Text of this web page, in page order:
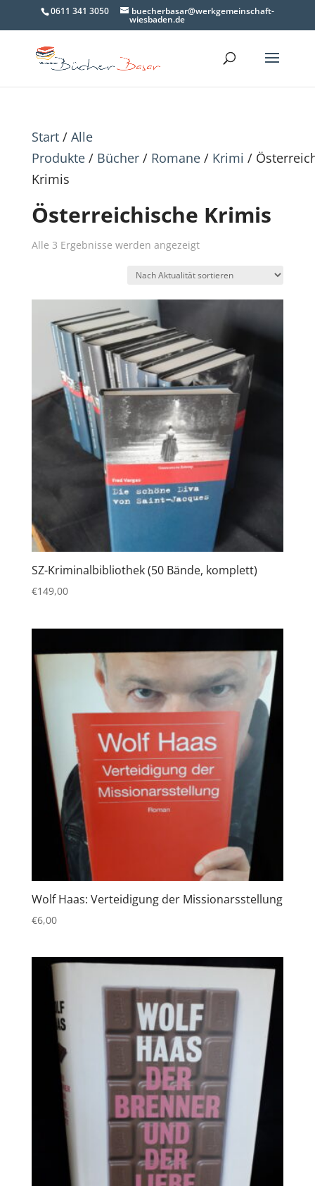
0611 341 3050 buecherbasar@werkgemeinschaft-
wiesbaden.de
Start/ Alle
Produkte/ Bücher/ Romane/ Krimi /
Krimis
Österreichische Krimis
Alle 3 Ergebnisse werden angezeigtNach
SZ-Kriminalbibliothek (50 Bände, komplett)
€149,00
Wolf Haas: Verteidigung der Missionarsstellung
€6,00